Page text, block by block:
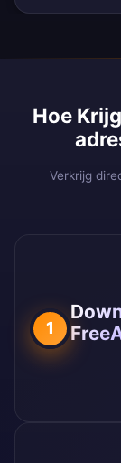
Hoe
Verkrijg
1